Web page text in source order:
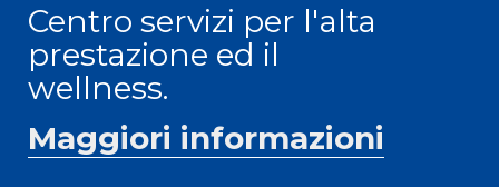
Centro servizi per l'alta
prestazione ed il
wellness.
Maggiori informazioni